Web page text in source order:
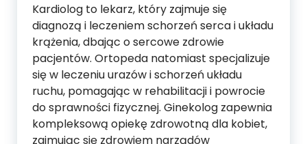
Kardiolog to lekarz, który zajmuje się
diagnozą i leczeniem schorzeń serca i układu
krążenia, dbając o sercowe zdrowie
pacjentów. Ortopeda natomiast specjalizuje
się w leczeniu urazów i schorzeń układu
ruchu, pomagając w rehabilitacji i powrocie
do sprawności fizycznej. Ginekolog zapewnia
kompleksową opiekę zdrowotną dla kobiet,
zajmując się zdrowiem narządów